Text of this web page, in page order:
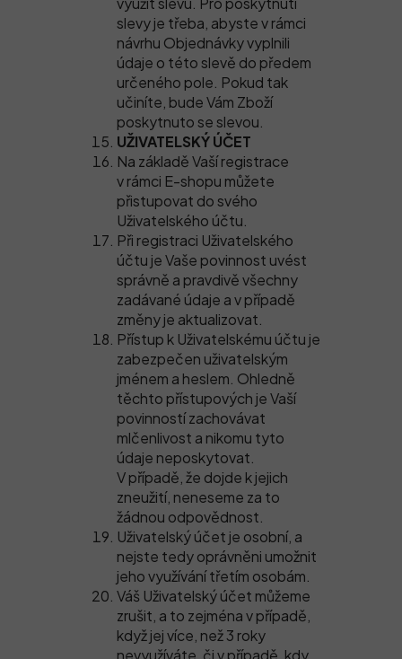
slevy je třeba, abyste v rámci
návrhu Objednávky vyplnili
údaje o této slevě do předem
určeného pole. Pokud tak
učiníte, bude Vám Zboží
poskytnuto se slevou.
UŽIVATELSKÝ ÚČET
Na základě Vaší registrace
v rámci E-shopu můžete
přistupovat do svého
Uživatelského účtu.
Při registraci Uživatelského
účtu je Vaše povinnost uvést
správně a pravdivě všechny
zadávané údaje a v případě
změny je aktualizovat.
Přístup k Uživatelskému účtu je
zabezpečen uživatelským
jménem a heslem. Ohledně
těchto přístupových je Vaší
povinností zachovávat
mlčenlivost a nikomu tyto
údaje neposkytovat.
V případě, že dojde k jejich
zneužití, neneseme za to
žádnou odpovědnost.
Uživatelský účet je osobní, a
nejste tedy oprávněni umožnit
jeho využívání třetím osobám.
Váš Uživatelský účet můžeme
zrušit, a to zejména v případě,
když jej více, než 3 roky
nevyužíváte, či v případě, kdy